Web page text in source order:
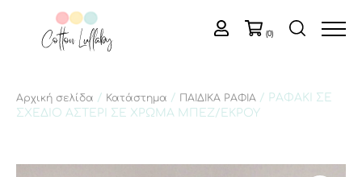
(0)
Αρχική σελίδα / Κατάστημα / ΠΑΙΔΙΚΑ ΡΑΦΙΑ / ΡΑΦΑΚΙ ΣΕ
ΣΧΕΔΙΟ ΑΣΤΕΡΙ ΣΕ ΧΡΩΜΑ ΜΠΕΖ/ΕΚΡΟΥ